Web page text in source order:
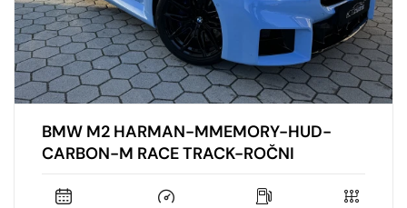
BMW M2 HARMAN-MMEMORY-HUD-
CARBON-M RACE TRACK-ROČNI